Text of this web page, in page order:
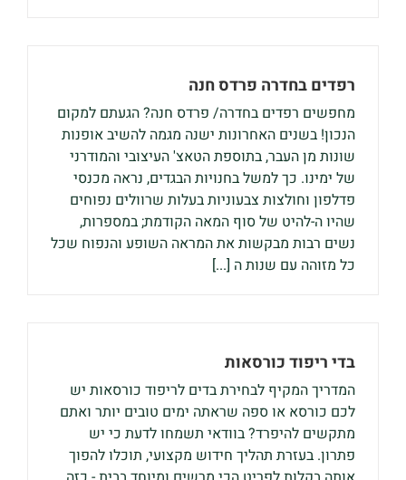
רפדים בחדרה פרדס חנה
מחפשים רפדים בחדרה/ פרדס חנה? הגעתם למקום
הנכון! בשנים האחרונות ישנה מגמה להשיב אופנות
שונות מן העבר, בתוספת הטאצ' העיצובי והמודרני
של ימינו. כך למשל בחנויות הבגדים, נראה מכנסי
פדלפון וחולצות צבעוניות בעלות שרוולים נפוחים
שהיו ה-להיט של סוף המאה הקודמת; במספרות,
נשים רבות מבקשות את המראה השופע והנפוח שכל
כל מזוהה עם שנות ה [...]
בדי ריפוד כורסאות
המדריך המקיף לבחירת בדים לריפוד כורסאות יש
לכם כורסא או ספה שראתה ימים טובים יותר ואתם
מתקשים להיפרד? בוודאי תשמחו לדעת כי יש
פתרון. בעזרת תהליך חידוש מקצועי, תוכלו להפוך